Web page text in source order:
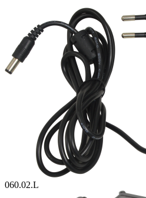
060.02.L